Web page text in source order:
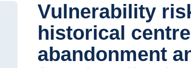
Vulnerability
historical
abandonment